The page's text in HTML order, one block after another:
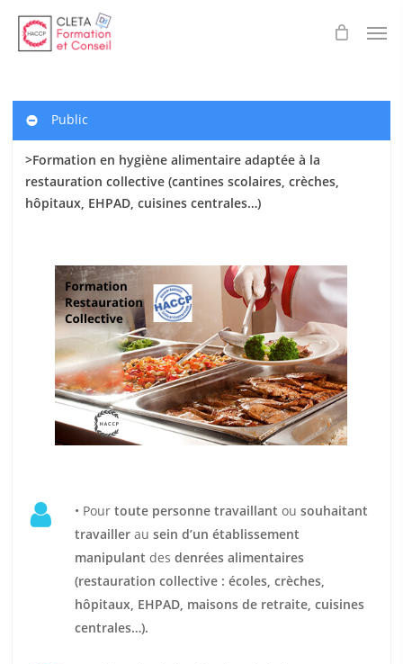
main
Public
>Formation en hygiène alimentaire adaptée à la
restauration collective (cantines scolaires, crèches,
hôpitaux, EHPAD, cuisines centrales…)
• Pour toute personne travaillant ou souhaitant
travailler au sein d’un établissement
manipulant des denrées alimentaires
(restauration collective : écoles, crèches,
hôpitaux, EHPAD, maisons de retraite, cuisines
centrales…).